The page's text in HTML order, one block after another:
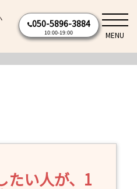
050-5896-3884
10:00-19:00 MENU
たい人が、1